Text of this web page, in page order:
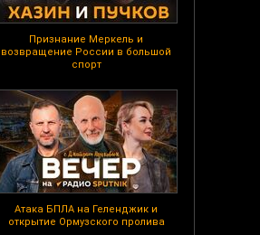
Признание Меркель и
возвращение России в большой
спорт
Атака БПЛА на Геленджик и
открытие Ормузского пролива